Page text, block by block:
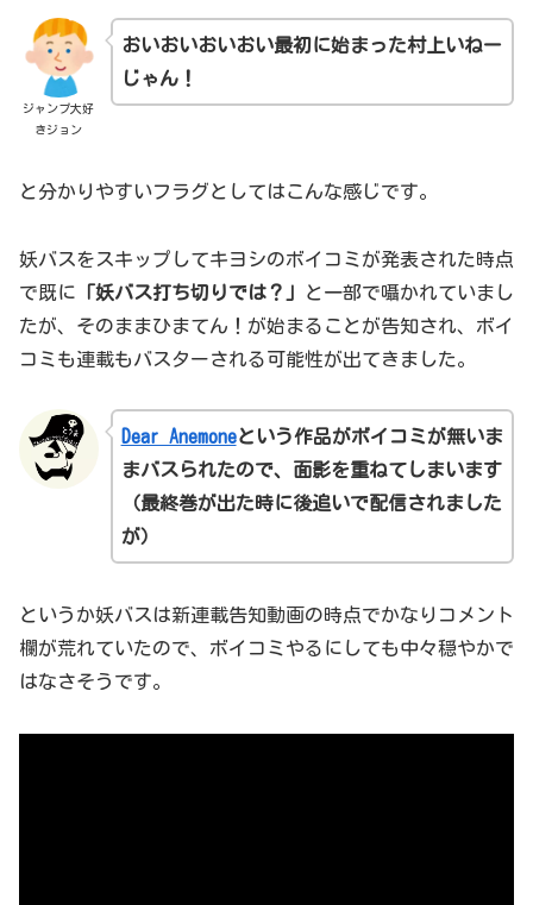
ジャンプ大好
きジョン
おいおいおいおい最初に始まった村上いねー
じゃん！
と分かりやすいフラグとしてはこんな感じです。
妖バスをスキップしてキヨシのボイコミが発表された時点
で既に 「妖バス打ち切りでは？」
と一部で囁かれていまし
たが、そのままひまてん！が始まることが告知され、ボイ
コミも連載もバスターされる可能性が出てきました。
Dear Anemoneという作品がボイコミが無いま
まバスられたので、面影を重ねてしまいます
（最終巻が出た時に後追いで配信されました
が）
というか妖バスは新連載告知動画の時点でかなりコメント
欄が荒れていたので、ボイコミやるにしても中々穏やかで
はなさそうです。